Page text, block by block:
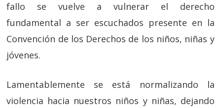
fallo se vuelve a vulnerar el derecho
fundamental a ser escuchados presente en la
Convención de los Derechos de los niños, niñas y
jóvenes.
Lamentablemente se está normalizando la
violencia hacia nuestros niños y niñas, dejando